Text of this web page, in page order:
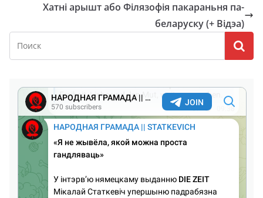
Хатні арышт або Філязофія пакараньня па-
беларуску (+ Відэа)